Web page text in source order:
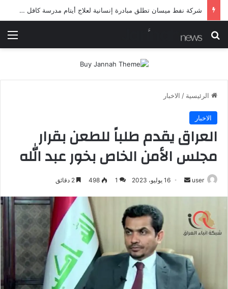
شرطة ميسان تلقي القبض على مطلقي العيارات النارية أثناء تشييع جنائزي في العمارة
بحث عن
الرئيسية / الاخبار
الاخبار
العراق يقدم طلباً للطعن بقرار
مجلس الأمن الخاص بخور عبد الله
user
أرسل 16 يوليو، 2023 1
498